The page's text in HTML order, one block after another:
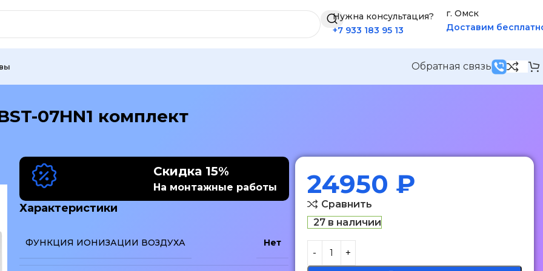
Нужна консультация?
+7 933 183 95 13
г. Омск
Доставим
Обратная связь
07HN1 комплект
Скидка 15%
На монтажные работы
Характеристики
ФУНКЦИЯ ИОНИЗАЦИИ ВОЗДУХА Нет
24950 ₽
Сравнить
27 в наличии